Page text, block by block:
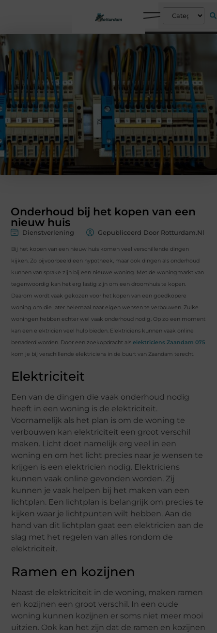
Onderhoud bij het kopen van een
nieuw huis
Dienstverlening Gepubliceerd Door Rotturdam.nl
Bij het kopen van een nieuw huis komen veel verschillende dingen
kijken. Zo bijvoorbeeld een hypotheek, maar ook dingen als onderhoud
kunnen van sprake zijn bij een nieuwe woning. Met de woningmarkt van
tegenwoordig kan het erg lastig zijn om een droomhuis te kopen.
Daarom wordt vaak gekozen voor het kopen van een goedkopere
woning om die later helemaal naar eigen wensen te verbouwen. Zulke
woningen hebben echter wel vaak onderhoud nodig. Op zo een moment
kan een elektricien veel hulp bieden. Elektriciens kunnen vaak online
benaderd worden. Door een zoekopdracht alselektriciens Zaandam 075
kom je bij verschillende elektriciens in de buurt van Zaandam terecht.
Elektriciteit
Een van de dingen die vaak onderhoud nodig
heeft in een woning is de elektriciteit.
Voornamelijk als het plan is om de woning te
verbouwen kan elektriciteit een groot verschil
maken. Licht doet namelijk erg veel in een
woning en om het licht precies naar je wensen te
krijgen is een elektricien nodig. Elektriciens
kunnen vaak online gevonden worden. Zij
kunnen je vaak helpen bij het maken van een
lichtplan. Een lichtplan is belangrijk om precies te
kijken waar je lichtpunten wilt hebben. Aan de
hand van dit lichtplan gaat een elektricien aan de
slag met het regelen van alles rondom de
elektriciteit.
Ramen en kozijnen
Naast de elektriciteit in de woning, maken ramen
en kozijnen een groot verschil. In een oude
woning kunnen kozijnen er soms niet meer mooi
uitzien. Ook kan het zijn dat de ramen en kozijnen